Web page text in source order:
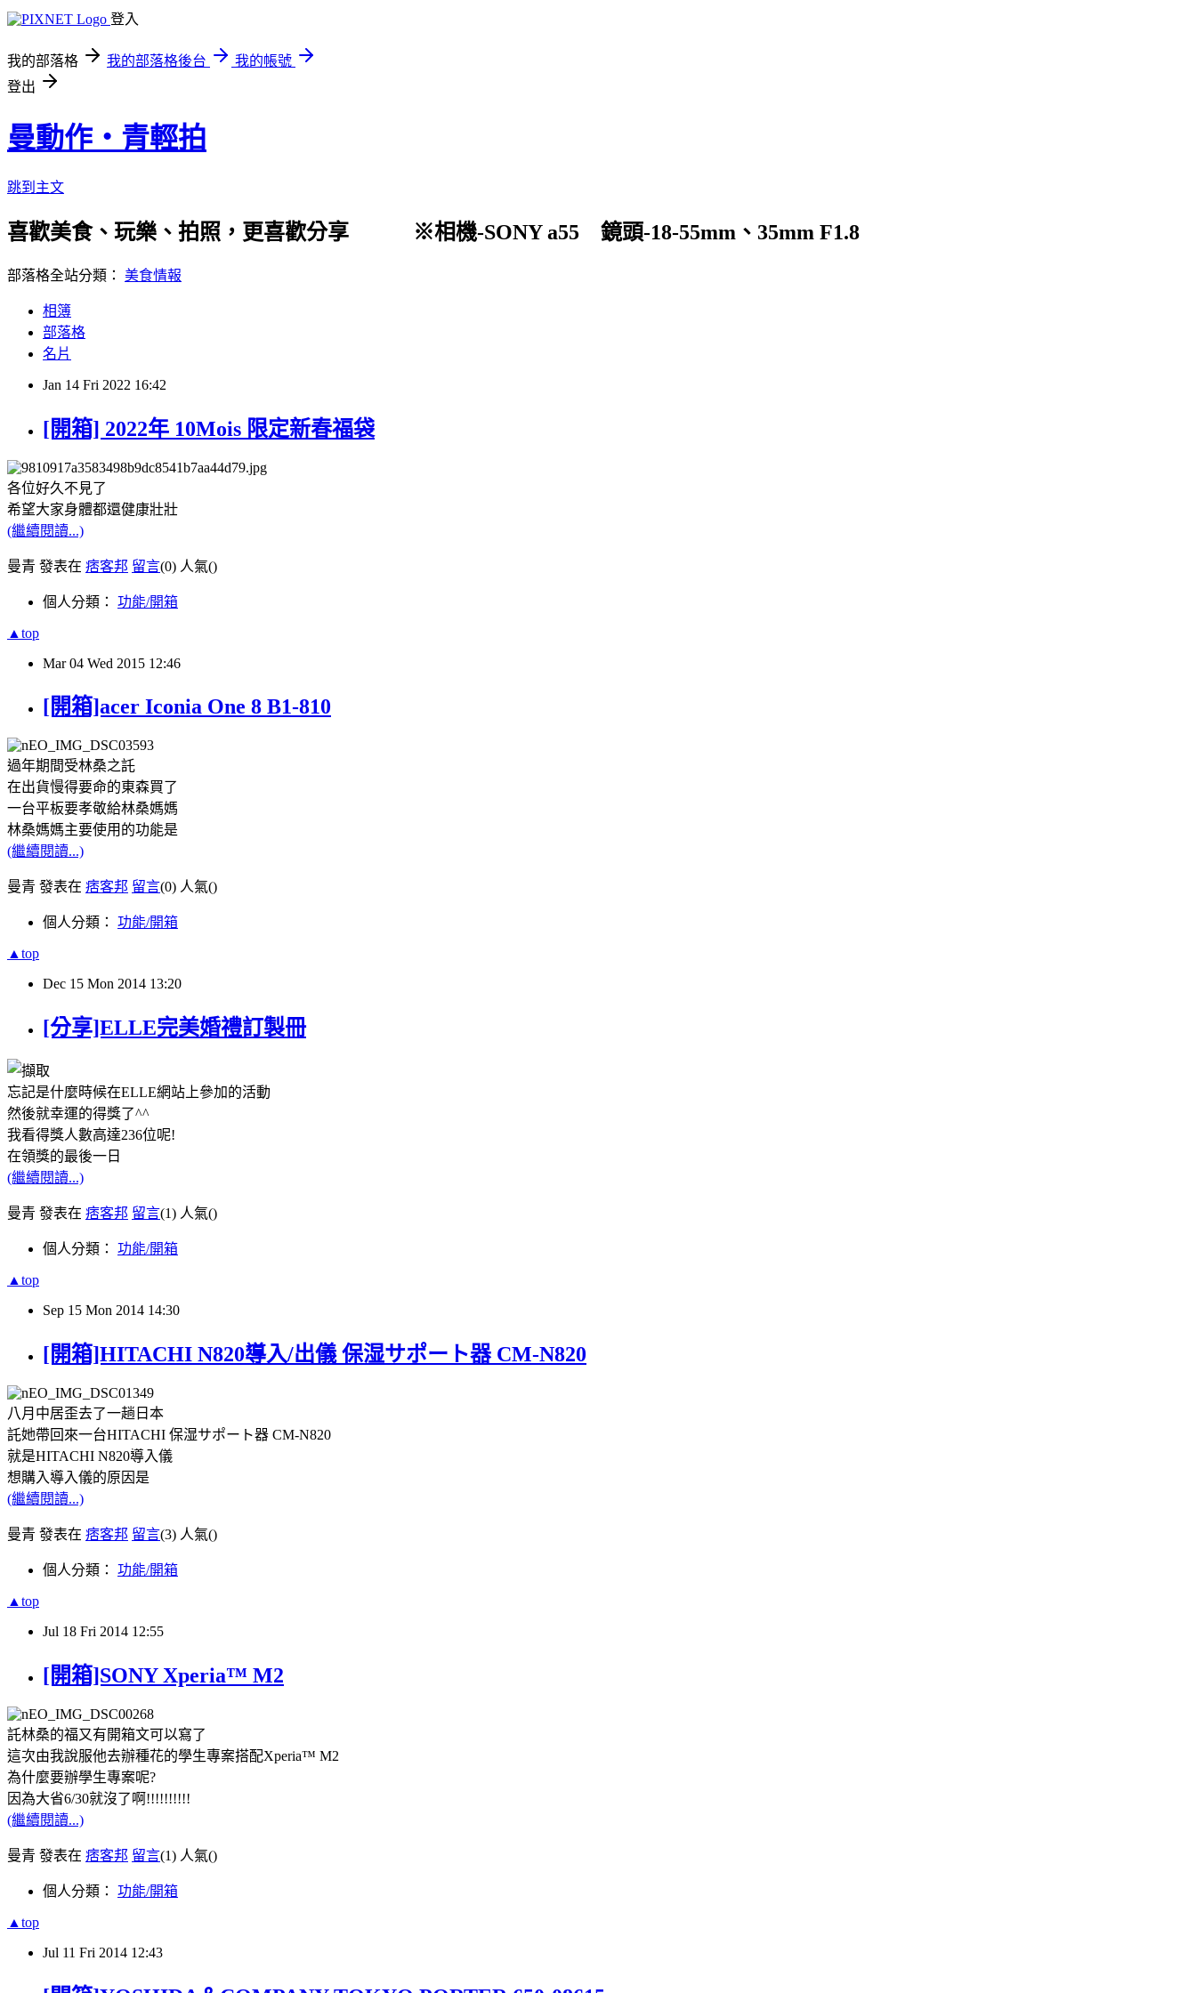
登入
我的部落格 我的部落格後台
我的帳號
登出
曼動作‧青輕拍
跳到主文
喜歡美食、玩樂、拍照，更喜歡分享 ※相機-SONY a55 鏡頭-18-55mm、35mm F1.8
部落格全站分類： 美食情報
相簿
部落格
名片
Jan 14 Fri 2022 16:42
[開箱] 2022年 10Mois 限定新春福袋
各位好久不見了
希望大家身體都還健康壯壯
(繼續閱讀...)
曼青 發表在 痞客邦 留言(0) 人氣()
個人分類： 功能/開箱
▲top
Mar 04 Wed 2015 12:46
[開箱]acer Iconia One 8 B1-810
過年期間受林桑之託
在出貨慢得要命的東森買了
一台平板要孝敬給林桑媽媽
林桑媽媽主要使用的功能是
(繼續閱讀...)
曼青 發表在 痞客邦 留言(0) 人氣()
個人分類： 功能/開箱
▲top
Dec 15 Mon 2014 13:20
[分享]ELLE完美婚禮訂製冊
忘記是什麼時候在ELLE網站上參加的活動
然後就幸運的得獎了^^
我看得獎人數高達236位呢!
在領獎的最後一日
(繼續閱讀...)
曼青 發表在 痞客邦 留言(1) 人氣()
個人分類： 功能/開箱
▲top
Sep 15 Mon 2014 14:30
[開箱]HITACHI N820導入/出儀 保湿サポート器 CM-N820
八月中居歪去了一趟日本
託她帶回來一台HITACHI 保湿サポート器 CM-N820
就是HITACHI N820導入儀
想購入導入儀的原因是
(繼續閱讀...)
曼青 發表在 痞客邦 留言(3) 人氣()
個人分類： 功能/開箱
▲top
Jul 18 Fri 2014 12:55
[開箱]SONY Xperia™ M2
託林桑的福又有開箱文可以寫了
這次由我說服他去辦種花的學生專案搭配Xperia™ M2
為什麼要辦學生專案呢?
因為大省6/30就沒了啊!!!!!!!!!!
(繼續閱讀...)
曼青 發表在 痞客邦 留言(1) 人氣()
個人分類： 功能/開箱
▲top
Jul 11 Fri 2014 12:43